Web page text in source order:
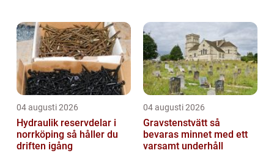
energieffektivisering...
04 augusti 2026
Hydraulik reservdelar i
norrköping så håller du
driften igång
04 augusti 2026
Gravstenstvätt så
bevaras minnet med ett
varsamt underhåll